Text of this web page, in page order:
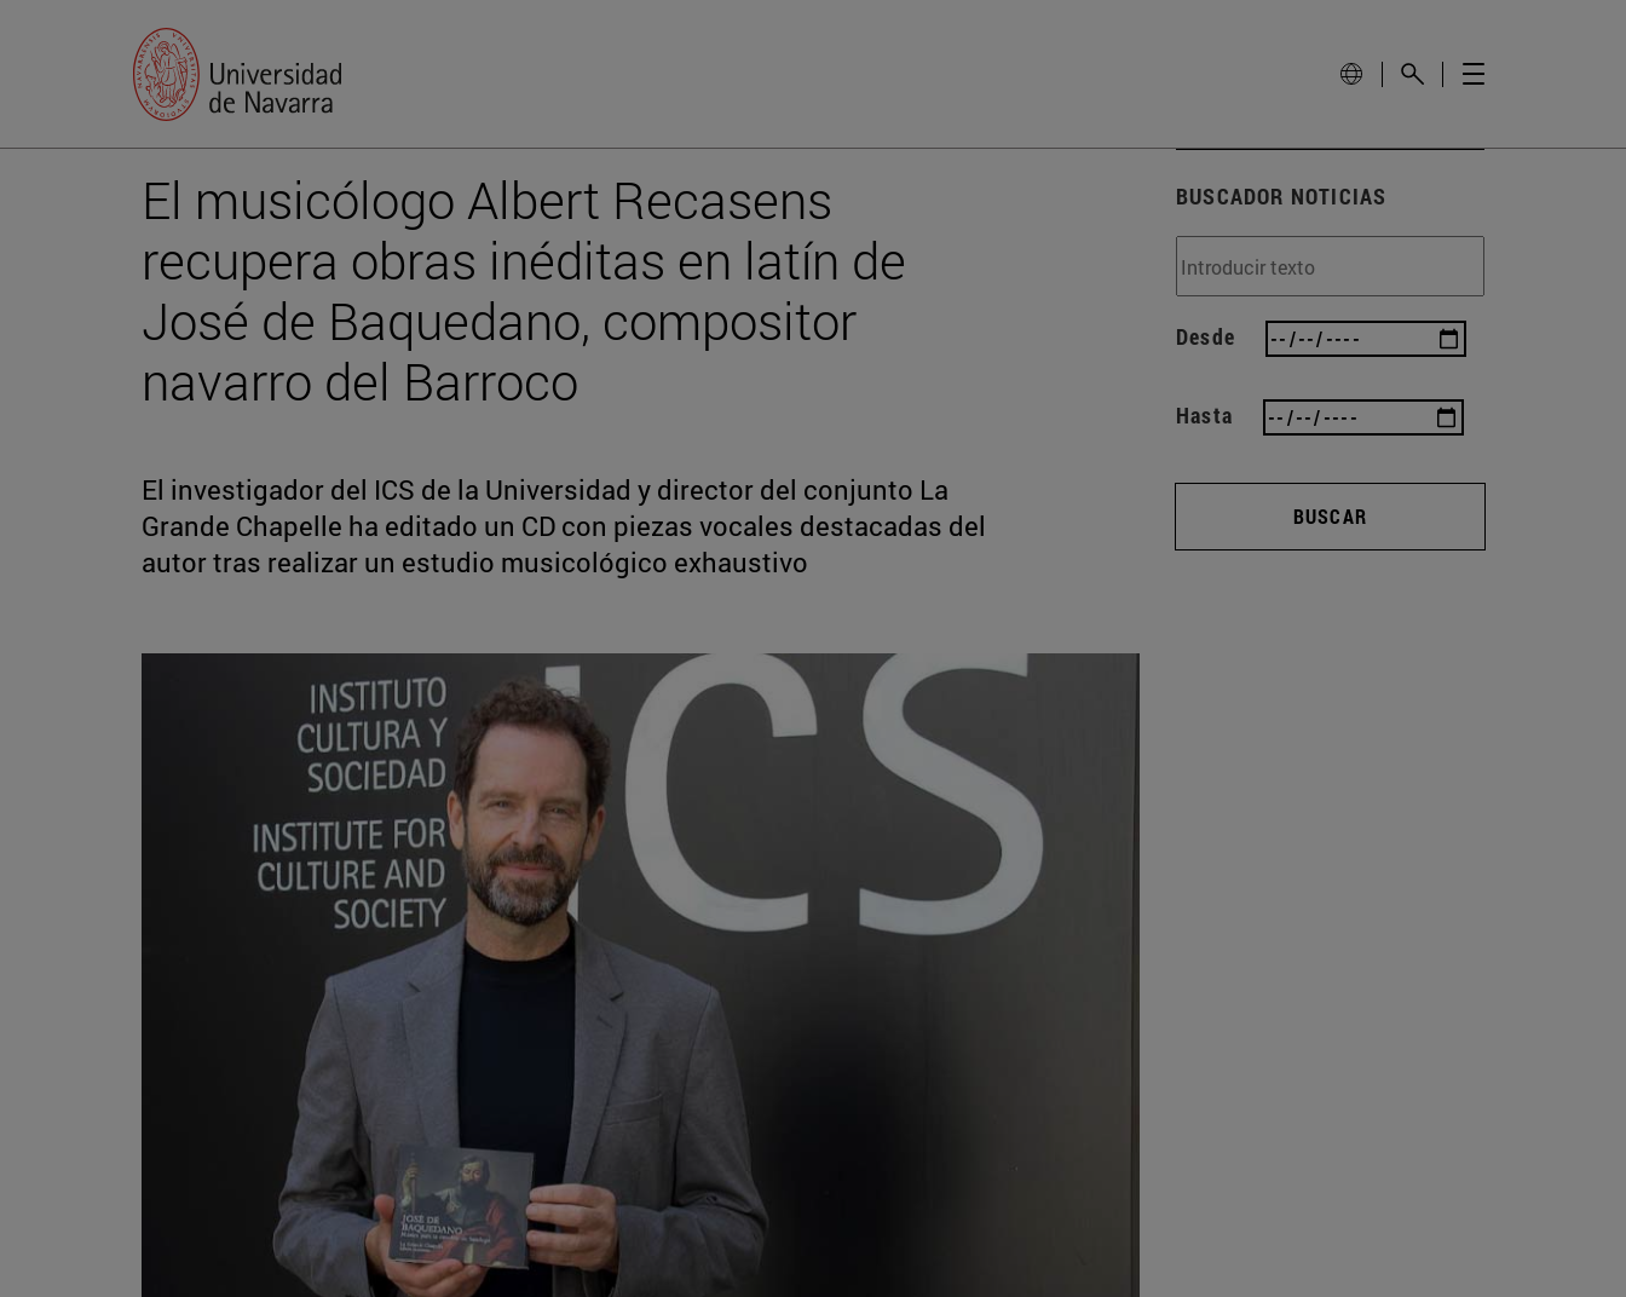
El musicólogo Albert Recasens
recupera obras inéditas en latín de
José de Baquedano, compositor
navarro del Barroco
El investigador del ICS de la Universidad y director del conjunto La
Grande Chapelle ha editado un CD con piezas vocales destacadas del
autor tras realizar un estudio musicológico exhaustivo
BUSCADOR NOTICIAS
Desde
Hasta
BUSCAR